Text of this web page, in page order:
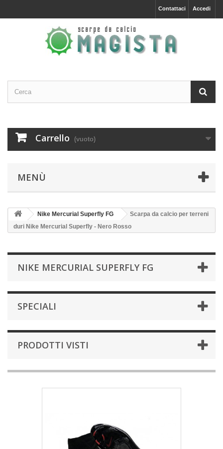
Accedi
Contattaci
Carrello (vuoto)
MENÙ
Nike Mercurial Superfly FG
Scarpa da calcio per terreni
duri Nike Mercurial Superfly - Nero Rosso
NIKE MERCURIAL SUPERFLY FG
SPECIALI
PRODOTTI VISTI